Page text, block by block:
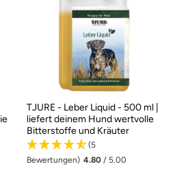
TJURE - Leber Liquid - 500 ml |
liefert deinem Hund wertvolle
Bitterstoffe und Kräuter
(5
Bewertungen) 4.80 / 5.00